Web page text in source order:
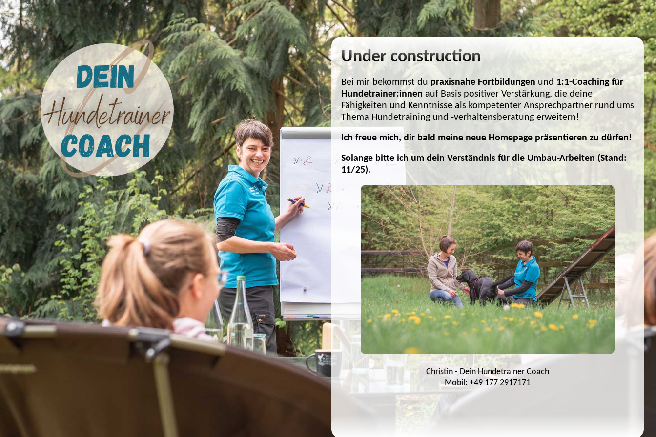
Under construction
Bei mir bekommst du praxisnahe Fortbildungen und 1:1-Coaching für
Hundetrainer:innen auf Basis positiver Verstärkung, die deine
Fähigkeiten und Kenntnisse als kompetenter Ansprechpartner rund ums
Thema Hundetraining und -verhaltensberatung erweitern!
Ich freue mich, dir bald meine neue Homepage präsentieren zu dürfen!
Solange bitte ich um dein Verständnis für die Umbau-Arbeiten (Stand:
11/25).
Christin - Dein Hundetrainer Coach
Mobil: +49 177 2917171